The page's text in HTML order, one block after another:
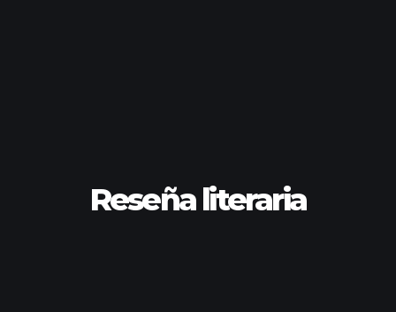
Reseña literaria